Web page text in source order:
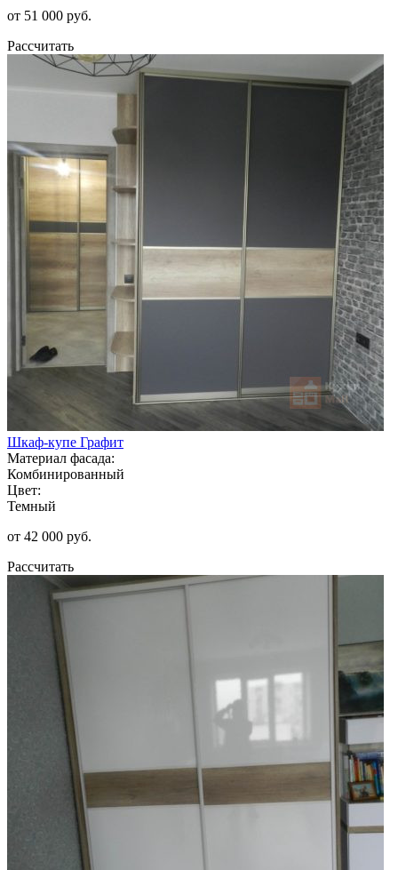
от 51 000 руб.
Рассчитать
Шкаф-купе Графит
Материал фасада:
Комбинированный
Цвет:
Темный
от 42 000 руб.
Рассчитать